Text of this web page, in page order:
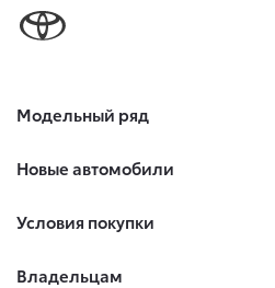
Модельный ряд
Новые автомобили
Условия покупки
Владельцам